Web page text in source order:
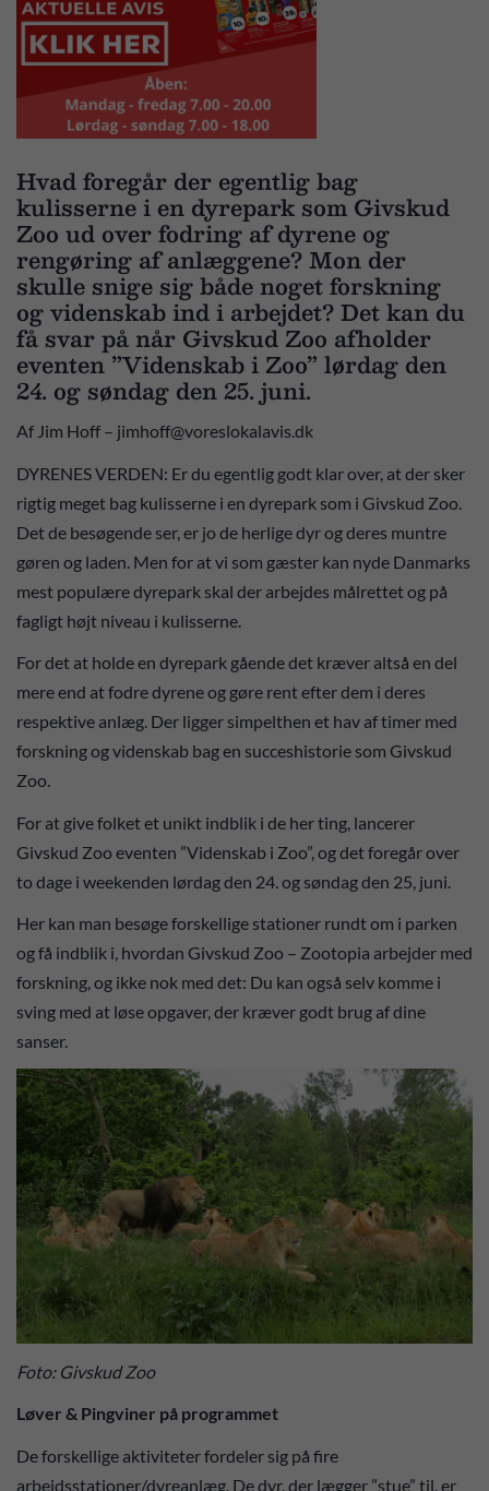
Hvad foregår der egentlig bag
kulisserne i en dyrepark som Givskud
Zoo ud over fodring af dyrene og
rengøring af anlæggene? Mon der
skulle snige sig både noget forskning
og videnskab ind i arbejdet? Det kan du
få svar på når Givskud Zoo afholder
eventen ”Videnskab i Zoo” lørdag den
24. og søndag den 25. juni.
Af Jim Hoff – jimhoff@voreslokalavis.dk
DYRENES VERDEN: Er du egentlig godt klar over, at der sker
rigtig meget bag kulisserne i en dyrepark som i Givskud Zoo.
Det de besøgende ser, er jo de herlige dyr og deres muntre
gøren og laden. Men for at vi som gæster kan nyde Danmarks
mest populære dyrepark skal der arbejdes målrettet og på
fagligt højt niveau i kulisserne.
For det at holde en dyrepark gående det kræver altså en del
mere end at fodre dyrene og gøre rent efter dem i deres
respektive anlæg. Der ligger simpelthen et hav af timer med
forskning og videnskab bag en succeshistorie som Givskud
Zoo.
For at give folket et unikt indblik i de her ting, lancerer
Givskud Zoo eventen ”Videnskab i Zoo”, og det foregår over
to dage i weekenden lørdag den 24. og søndag den 25, juni.
Her kan man besøge forskellige stationer rundt om i parken
og få indblik i, hvordan Givskud Zoo – Zootopia arbejder med
forskning, og ikke nok med det: Du kan også selv komme i
sving med at løse opgaver, der kræver godt brug af dine
sanser.
Foto: Givskud Zoo
Løver & Pingviner på programmet
De forskellige aktiviteter fordeler sig på fire
arbejdsstationer/dyreanlæg. De dyr, der lægger ”stue” til, er